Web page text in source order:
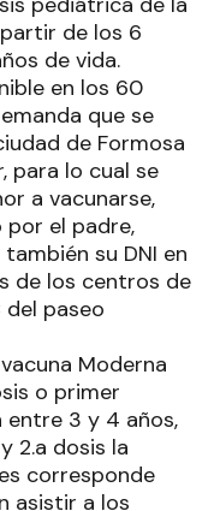
de los 6
de vida.
en los 60
que se
de Formosa
para lo cual se
a vacunarse,
el padre,
su DNI en
de los centros de
del paseo
Moderna
o primer
entre 3 y 4 años,
2.a dosis la
corresponde
asistir a los